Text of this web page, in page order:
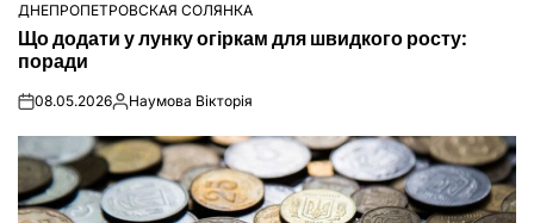
ОПУБЛІКУВАТИ
У
ДНЕПРОПЕТРОВСКАЯ СОЛЯНКА
Що додати у лунку огіркам для швидкого росту:
поради
on08.05.2026Опубліковано
Наумова Вікторія